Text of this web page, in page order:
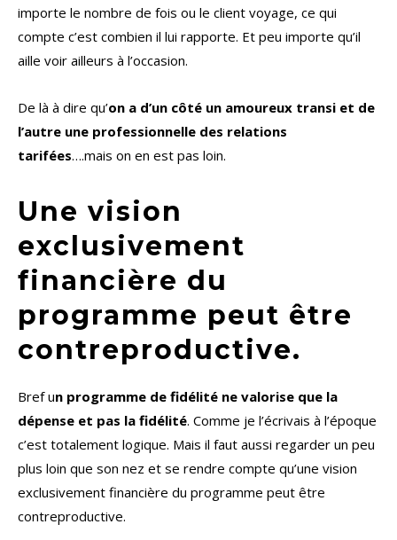
importe le nombre de fois ou le client voyage, ce qui
compte c’est combien il lui rapporte. Et peu importe qu’il
aille voir ailleurs à l’occasion.
De là à dire qu’on a d’un côté un amoureux transi et de
l’autre une professionnelle des relations
tarifées….mais on en est pas loin.
Une vision
exclusivement
financière du
programme peut être
contreproductive.
Bref un programme de fidélité ne valorise que la
dépense et pas la fidélité. Comme je l’écrivais à l’époque
c’est totalement logique. Mais il faut aussi regarder un peu
plus loin que son nez et se rendre compte qu’une vision
exclusivement financière du programme peut être
contreproductive.